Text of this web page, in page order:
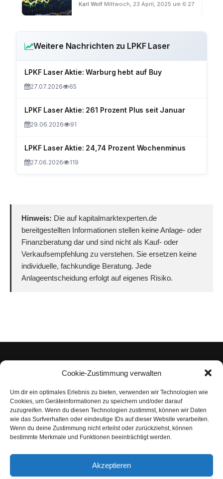
Cookie-Zustimmung verwalten
Um dir ein optimales Erlebnis zu bieten, verwenden wir Technologien wie
Cookies, um Geräteinformationen zu speichern und/oder darauf
zuzugreifen. Wenn du diesen Technologien zustimmst, können wir Daten
wie das Surfverhalten oder eindeutige IDs auf dieser Website verarbeiten.
Wenn du deine Zustimmung nicht erteilst oder zurückziehst, können
bestimmte Merkmale und Funktionen beeinträchtigt werden.
Akzeptieren
Karl Wolf Mittwoch, 23 April, 2025 um 6:27
Weitere Nachrichten zu LPKF Laser
LPKF Laser Aktie: Warburg hebt auf Buy
27.07.2026 65
LPKF Laser Aktie: 261 Prozent Plus seit Januar
29.06.2026 91
LPKF Laser Aktie: 24,74 Prozent Wochenminus
27.06.2026 119
Hinweis: Die auf kapitalmarktexperten.de
bereitgestellten Informationen stellen keine Anlage- oder
Finanzberatung dar und sind nicht als Kauf- oder
Verkaufsempfehlung zu verstehen. Sie ersetzen keine
individuelle, fachkundige Beratung. Jede
Anlageentscheidung erfolgt auf eigenes Risiko.
Impressum
Datenschutzerklärung
Nutzungsbedingungen | Haftungsausschluss
AGB